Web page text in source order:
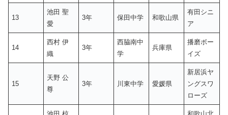
13
池田 聖
愛
3年 保田中学 和歌山県
有田シニ
ア
14
西村 伊
織
3年
西脇南中
学
兵庫県
播磨ボー
イズ
15
天野 公
尊
3年 川東中学 愛媛県
新居浜ヤ
ングスワ
ローズ